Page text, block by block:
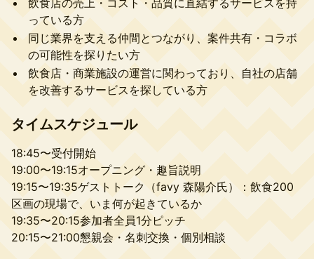
飲食店の売上・コスト・品質に直結するサービスを持
っている方
同じ業界を支える仲間とつながり、案件共有・コラボ
の可能性を探りたい方
飲食店・商業施設の運営に関わっており、自社の店舗
を改善するサービスを探している方
タイムスケジュール
18:45〜受付開始
19:00〜19:15オープニング・趣旨説明
19:15〜19:35ゲストトーク（favy 森陽介氏）：飲食200
区画の現場で、いま何が起きているか
19:35〜20:15参加者全員1分ピッチ
20:15〜21:00懇親会・名刺交換・個別相談